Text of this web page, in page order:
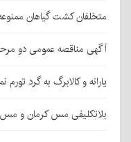
متخلفان کشت گیاهان
آگهی مناقصه عمومی دو مرحله‌ای به
یارانه و کالابرگ به گرد تورم
بلاتکلیفی مس کرمان و